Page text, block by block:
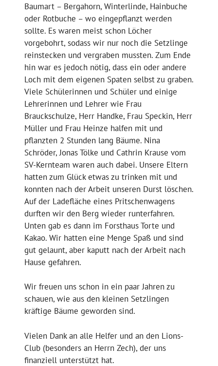
Baumart – Bergahorn, Winterlinde, Hainbuche
oder Rotbuche – wo eingepflanzt werden
sollte. Es waren meist schon Löcher
vorgebohrt, sodass wir nur noch die Setzlinge
reinstecken und vergraben mussten. Zum Ende
hin war es jedoch nötig, dass ein oder andere
Loch mit dem eigenen Spaten selbst zu graben.
Viele Schülerinnen und Schüler und einige
Lehrerinnen und Lehrer wie Frau
Brauckschulze, Herr Handke, Frau Speckin, Herr
Müller und Frau Heinze halfen mit und
pflanzten 2 Stunden lang Bäume. Nina
Schröder, Jonas Tölke und Cathrin Krause vom
SV-Kernteam waren auch dabei. Unsere Eltern
hatten zum Glück etwas zu trinken mit und
konnten nach der Arbeit unseren Durst löschen.
Auf der Ladefläche eines Pritschenwagens
durften wir den Berg wieder runterfahren.
Unten gab es dann im Forsthaus Torte und
Kakao. Wir hatten eine Menge Spaß und sind
gut gelaunt, aber kaputt nach der Arbeit nach
Hause gefahren.
Wir freuen uns schon in ein paar Jahren zu
schauen, wie aus den kleinen Setzlingen
kräftige Bäume geworden sind.
Vielen Dank an alle Helfer und an den Lions-
Club (besonders an Herrn Zech), der uns
finanziell unterstützt hat.